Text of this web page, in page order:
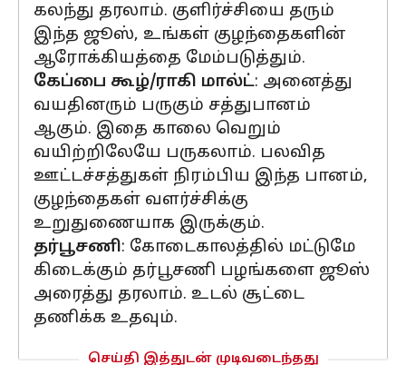
கலந்து தரலாம். குளிர்ச்சியை தரும்
இந்த ஜூஸ், உங்கள் குழந்தைகளின்
ஆரோக்கியத்தை மேம்படுத்தும்.
கேப்பை கூழ்/ராகி மால்ட்: அனைத்து
வயதினரும் பருகும் சத்துபானம்
ஆகும். இதை காலை வெறும்
வயிற்றிலேயே பருகலாம். பலவித
ஊட்டச்சத்துகள் நிரம்பிய இந்த பானம்,
குழந்தைகள் வளர்ச்சிக்கு
உறுதுணையாக இருக்கும்.
தர்பூசணி: கோடைகாலத்தில் மட்டுமே
கிடைக்கும் தர்பூசணி பழங்களை ஜூஸ்
அரைத்து தரலாம். உடல் சூட்டை
தணிக்க உதவும்.
செய்தி இத்துடன் முடிவடைந்தது